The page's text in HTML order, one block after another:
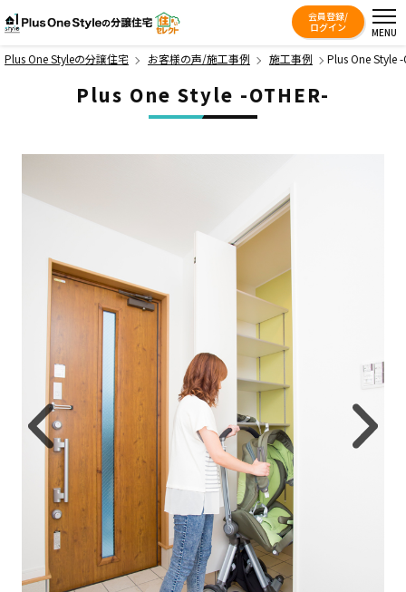
Plus One Styleの分譲住宅
会員登録/
ログイン
MENU
Plus One Styleの分譲住宅 お客様の声/施工事例 施工事例 Plus One Style -
Plus One Style -OTHER-